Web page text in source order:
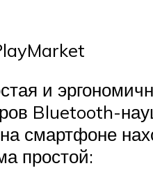
и
Bluetooth-
смартфоне
простой: